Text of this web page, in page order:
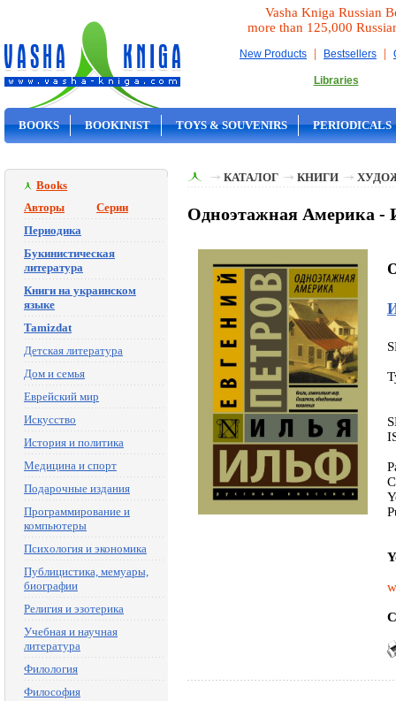
Vasha Kniga Russian
more than 125,000
New Products | Bestsellers |
Libraries
BOOKS BOOKINIST TOYS & SOUVENIRS PERIODICALS
Books
Авторы
Серии
Периодика
Букинистическая
литература
Книги на украинском
языке
Tamizdat
Детская литература
Дом и семья
Еврейский мир
Искусство
История и политика
Медицина и спорт
Подарочные издания
Программирование и
компьютеры
Психология и экономика
Публицистика, мемуары,
биографии
Религия и эзотерика
Учебная и научная
литература
Филология
Философия
КАТАЛОГ КНИГИ
Одноэтажная Америка -